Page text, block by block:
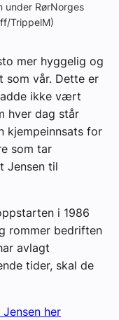
RørNorges
TrippelM)
mer hyggelig og
som vår. Dette er
ikke vært
hver dag står
kjempeinnsats for
som tar
Jensen til
i 1986
rommer bedriften
avlagt
tider, skal de
her